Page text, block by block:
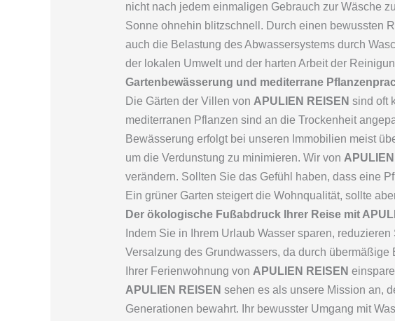
nicht nach jedem einmaligen Gebrauch zur Wäsche
Sonne ohnehin blitzschnell. Durch einen bewussten
auch die Belastung des Abwassersystems durch
der lokalen Umwelt und der harten Arbeit der
Gartenbewässerung und mediterrane
Die Gärten der Villen von APULIEN REISEN sind oft
mediterranen Pflanzen sind an die Trockenheit
Bewässerung erfolgt bei unseren Immobilien meist
um die Verdunstung zu minimieren. Wir von
verändern. Sollten Sie das Gefühl haben, dass eine
Ein grüner Garten steigert die Wohnqualität, sollte
Der ökologische Fußabdruck Ihrer Reise mit
Indem Sie in Ihrem Urlaub Wasser sparen,
Versalzung des Grundwassers, da durch
Ihrer Ferienwohnung von APULIEN REISEN
APULIEN REISEN sehen es als unsere Mission an,
Generationen bewahrt. Ihr bewusster Umgang mit